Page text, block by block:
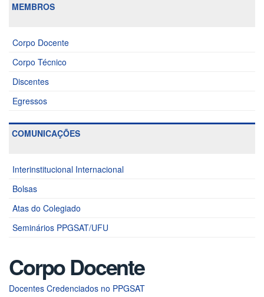
MEMBROS
Corpo Docente
Corpo Técnico
Discentes
Egressos
COMUNICAÇÕES
Interinstitucional Internacional
Bolsas
Atas do Colegiado
Seminários PPGSAT/UFU
Corpo Docente
Docentes Credenciados no PPGSAT